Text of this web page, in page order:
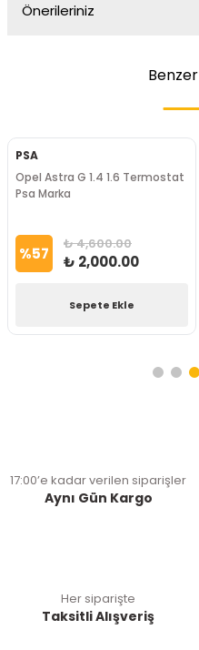
Önerileriniz
Benzer
PSA
Opel Astra G 1.4 1.6 Termostat
Psa Marka
%57 ₺ 4,600.00
₺ 2,000.00
Sepete Ekle
17:00’e kadar verilen siparişler
Aynı Gün Kargo
Her siparişte
Taksitli Alışveriş